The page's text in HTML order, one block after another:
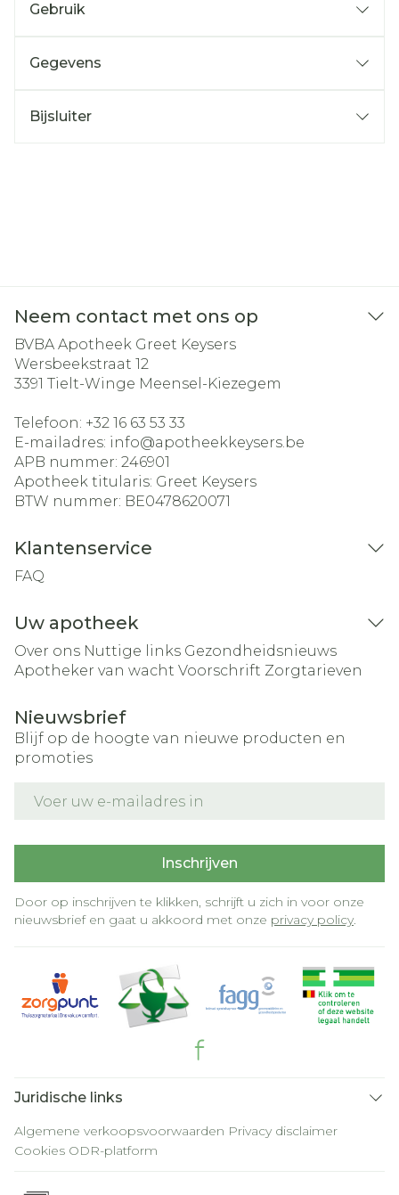
Gebruik
Gegevens
Bijsluiter
Neem contact met ons op
BVBA Apotheek Greet Keysers
Wersbeekstraat 12
3391 Tielt-Winge Meensel-Kiezegem
Telefoon: +32 16 63 53 33
E-mailadres: info@apotheekkeysers.be
APB nummer: 246901
Apotheek titularis: Greet Keysers
BTW nummer: BE0478620071
Klantenservice
FAQ
Uw apotheek
Over ons Nuttige links Gezondheidsnieuws
Apotheker van wacht Voorschrift Zorgtarieven
Nieuwsbrief
Blijf op de hoogte van nieuwe producten en
promoties
Inschrijven
Door op inschrijven te klikken, schrijft u zich in voor onze
nieuwsbrief en gaat u akkoord met onze privacy policy.
Juridische links
Algemene verkoopsvoorwaarden Privacy disclaimer
Cookies ODR-platform